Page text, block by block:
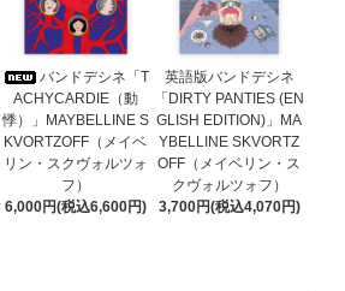
バンドデシネ「T
ACHYCARDIE（動
悸）」MAYBELLINE S
KVORTZOFF（メイベ
リン・スクヴォルツォ
フ）
6,000円(税込6,600円)
英語版バンドデシネ
「DIRTY PANTIES (EN
GLISH EDITION)」MA
YBELLINE SKVORTZ
OFF（メイベリン・ス
クヴォルツォフ）
3,700円(税込4,070円)